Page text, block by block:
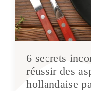
6 secrets
réussir des
hollandaise